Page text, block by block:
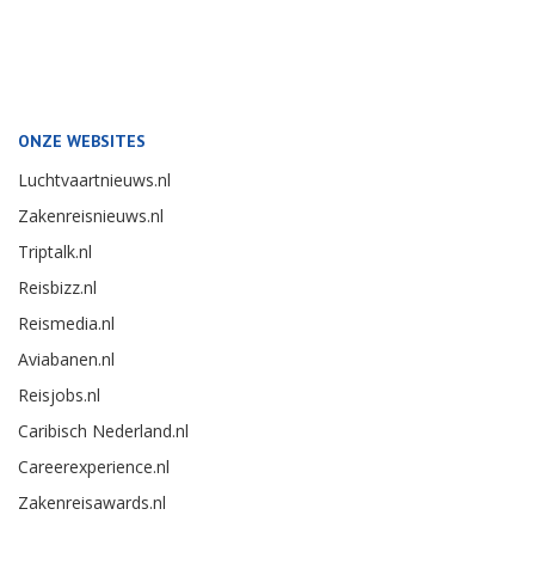
ONZE WEBSITES
Luchtvaartnieuws.nl
Zakenreisnieuws.nl
Triptalk.nl
Reisbizz.nl
Reismedia.nl
Aviabanen.nl
Reisjobs.nl
Caribisch Nederland.nl
Careerexperience.nl
Zakenreisawards.nl